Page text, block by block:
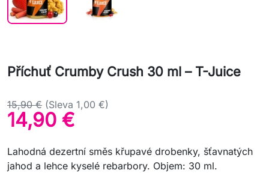
Příchuť Crumby Crush 30 ml – T-Juice
15,90 € (Sleva 1,00 €)
14,90 €
Lahodná dezertní směs křupavé drobenky, šťavnatých
jahod a lehce kyselé rebarbory. Objem: 30 ml.